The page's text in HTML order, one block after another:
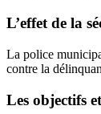
L’effet de la
La police
contre la
Les objectifs